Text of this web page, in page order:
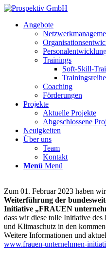
Angebote
Trainings
Soft-Skill-
Coaching
Förderungen
Projekte
Aktuelle Projekte
Abgeschlossene
Neuigkeiten
Über uns
Team
Kontakt
Menü Menü
Zum 01. Februar 2023 haben
Weiterführung der
Initiative „FRAUEN
dass wir diese tolle Initiative
und Klimaschutz in den
Weitere Informationen und
www.frauen-unternehmen-